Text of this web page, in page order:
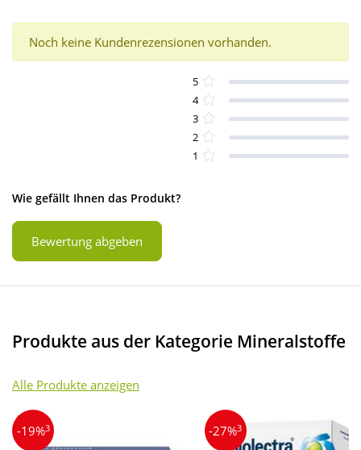
Noch keine Kundenrezensionen vorhanden.
5
4
3
2
1
Wie gefällt Ihnen das Produkt?
Bewertung abgeben
Produkte aus der Kategorie Mineralstoffe
Alle Produkte anzeigen
-19%3 -27%3